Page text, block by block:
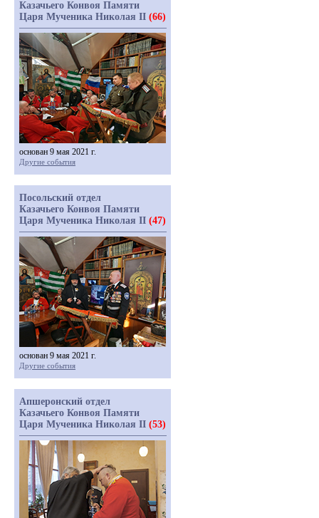
Казачьего Конвоя Памяти
Царя Мученика Николая II (66)
основан 9 мая 2021 г.
Другие события
Посольский отдел
Казачьего Конвоя Памяти
Царя Мученика Николая II (47)
основан 9 мая 2021 г.
Другие события
Апшеронский отдел
Казачьего Конвоя Памяти
Царя Мученика Николая II (53)